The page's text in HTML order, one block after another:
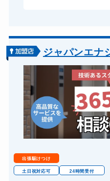
ジャパンエナ
出張駆けつけ
土日祝対応可 24時間受付